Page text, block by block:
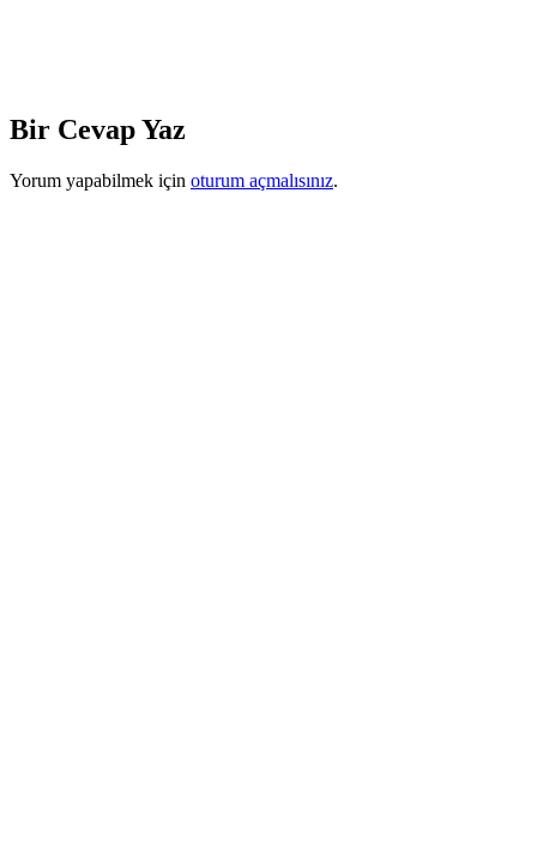
Bir Cevap Yaz
Yorum yapabilmek için oturum açmalısınız.